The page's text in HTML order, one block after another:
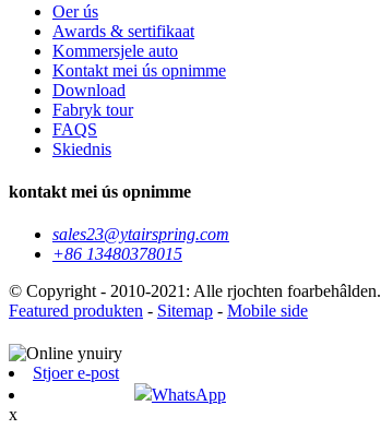
Oer ús
Awards & sertifikaat
Kommersjele auto
Kontakt mei ús opnimme
Download
Fabryk tour
FAQS
Skiednis
kontakt mei ús opnimme
sales23@ytairspring.com
+86 13480378015
© Copyright - 2010-2021: Alle rjochten foarbehâlden.
Featured produkten - Sitemap - Mobile side
Stjoer e-post
WhatsApp
x